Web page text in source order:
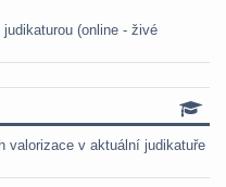
(online - živé
valorizace v aktuální judikatuře